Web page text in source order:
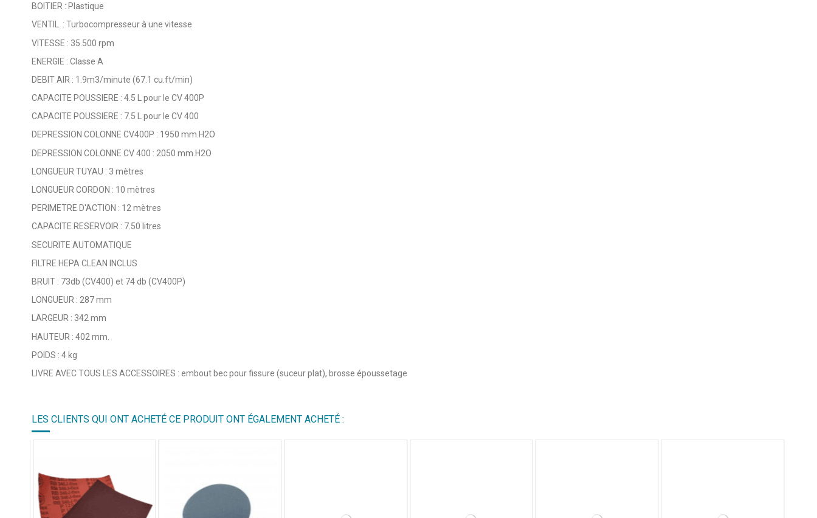
BOITIER : Plastique
VENTIL. : Turbocompresseur à une vitesse
VITESSE : 35.500 rpm
ENERGIE : Classe A
DEBIT AIR : 1.9m3/minute (67.1 cu.ft/min)
CAPACITE POUSSIERE : 4.5 L pour le CV 400P
CAPACITE POUSSIERE : 7.5 L pour le CV 400
DEPRESSION COLONNE CV400P : 1950 mm.H2O
DEPRESSION COLONNE CV 400 : 2050 mm.H2O
LONGUEUR TUYAU : 3 mètres
LONGUEUR CORDON : 10 mètres
PERIMETRE D'ACTION : 12 mètres
CAPACITE RESERVOIR : 7.50 litres
SECURITE AUTOMATIQUE
FILTRE HEPA CLEAN INCLUS
BRUIT : 73db (CV400) et 74 db (CV400P)
LONGUEUR : 287 mm
LARGEUR : 342 mm
HAUTEUR : 402 mm.
POIDS : 4 kg
LIVRE AVEC TOUS LES ACCESSOIRES : embout bec pour fissure (suceur plat), brosse époussetage
Voir tous les avis sur ce site
5étoiles
Le manche est tres souple , l aspirateur est leger, sa longueur de cable genereuse, aspire tres bien meme poil incruster
Avis du19/07/2025 , suite à une expérience du06/06/2025 parM.M.
LES CLIENTS QUI ONT ACHETÉ CE PRODUIT ONT ÉGALEMENT ACHETÉ :